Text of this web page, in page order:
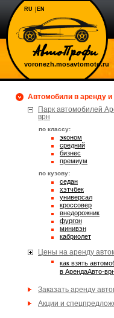
voronezh.mosavtomoto.ru
RU EN
Автомобили в аренду
Парк автомобилей АрендаАвто-
врн
по классу:
эконом
средний
бизнес
премиум
по кузову:
седан
хэтчбек
универсал
кроссовер
внедорожник
фургон
минивэн
кабриолет
Цены на аренду
Как взять автомобиль напрокат
в АрендаАвто-
Заказать аренду
Акции и